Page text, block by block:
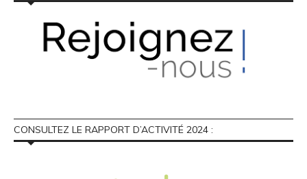
CONSULTEZ LE RAPPORT D’ACTIVITÉ 2024 :